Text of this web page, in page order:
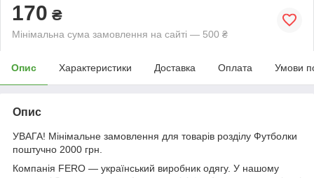
170 ₴
Мінімальна сума замовлення на сайті — 500 ₴
Опис Характеристики Доставка Оплата Умови
Опис
УВАГА! Мінімальне замовлення для товарів розділу Футболки
поштучно 2000 грн.
Компанія FERO — український виробник одягу. У нашому